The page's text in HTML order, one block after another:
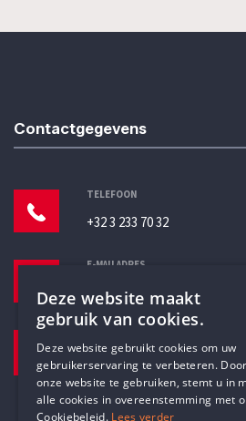
Contactgegevens
TELEFOON
+32 3 233 70 32
E-MAILADRES
Pottenbrug 4
Antwerpen, 2000
Deze website maakt
gebruik van cookies.
Deze website gebruikt cookies om uw
gebruikerservaring te verbeteren. Door
onze website te gebruiken, stemt u in
alle cookies in overeenstemming met
Cookiebeleid. Lees verder